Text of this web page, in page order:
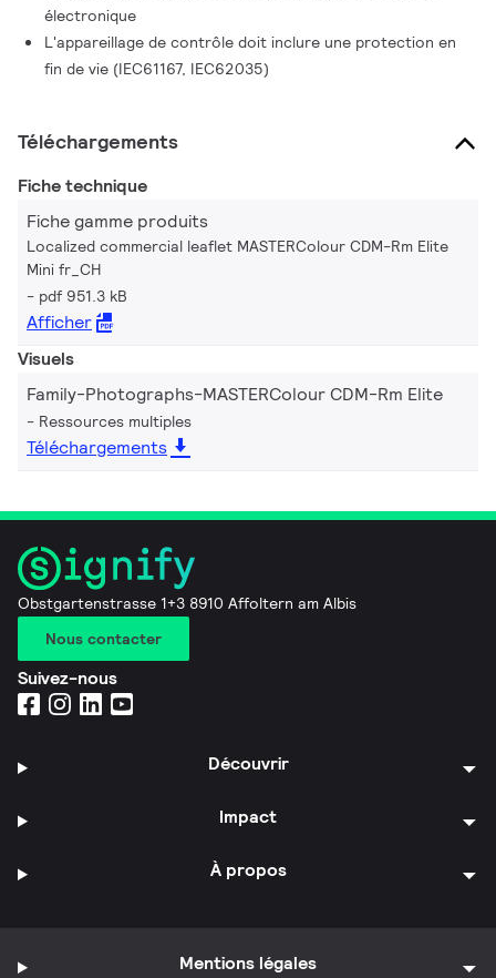
électronique
L'appareillage de contrôle doit inclure une protection en
fin de vie (IEC61167, IEC62035)
Téléchargements
Fiche technique
Fiche gamme produits
Localized commercial leaflet MASTERColour CDM-Rm Elite
Mini fr_CH
pdf 951.3 kB
Afficher
Visuels
Family-Photographs-MASTERColour CDM-Rm Elite
Ressources multiples
Téléchargements
Obstgartenstrasse 1+3 8910 Affoltern am Albis
Nous contacter
Suivez-nous
Découvrir
Impact
À propos
Mentions légales